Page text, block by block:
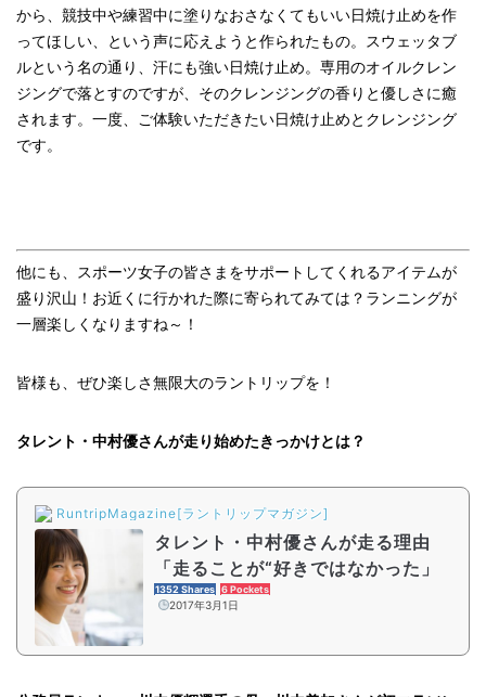
から、競技中や練習中に塗りなおさなくてもいい日焼け止めを作
ってほしい、という声に応えようと作られたもの。スウェッタブ
ルという名の通り、汗にも強い日焼け止め。専用のオイルクレン
ジングで落とすのですが、そのクレンジングの香りと優しさに癒
されます。一度、ご体験いただきたい日焼け止めとクレンジング
です。
他にも、スポーツ女子の皆さまをサポートしてくれるアイテムが
盛り沢山！お近くに行かれた際に寄られてみては？ランニングが
一層楽しくなりますね～！
皆様も、ぜひ楽しさ無限大のラントリップを！
タレント・中村優さんが走り始めたきっかけとは？
RuntripMagazine[ラントリップマガジン]
タレント・中村優さんが走る理由
「走ることが“好きではなかった」
1352 Shares 6 Pockets
2017年3月1日